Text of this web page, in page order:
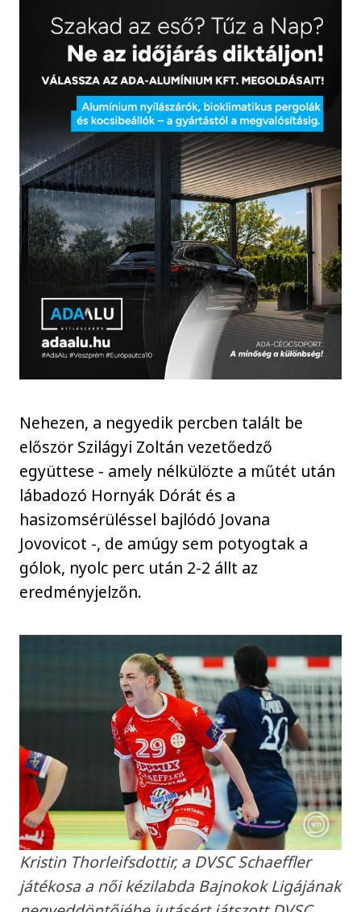
Nehezen, a negyedik percben talált be
először Szilágyi Zoltán vezetőedző
együttese - amely nélkülözte a műtét után
lábadozó Hornyák Dórát és a
hasizomsérüléssel bajlódó Jovana
Jovovicot -, de amúgy sem potyogtak a
gólok, nyolc perc után 2-2 állt az
eredményjelzőn.
Kristin Thorleifsdottir, a DVSC Schaeffler
játékosa a női kézilabda Bajnokok Ligájának